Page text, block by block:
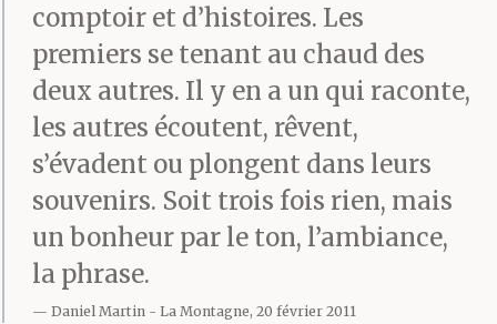
circule à mobylette d’un
hameau l’autre.
Le palabreur apprécie ce
frêle acolyte. Il aime sa
retenue, sa discrétion et
son sens de l’écoute. A
comptoir et d’histoires. Les
premiers se tenant au chaud des
deux autres. Il y en a un qui raconte,
les autres écoutent, rêvent,
s’évadent ou plongent dans leurs
souvenirs. Soit trois fois rien, mais
un bonheur par le ton, l’ambiance,
la phrase.
Daniel Martin La Montagne, 20 février 2011